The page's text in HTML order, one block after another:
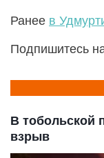
Ранее в
Подпишитесь
В тобольской
взрыв